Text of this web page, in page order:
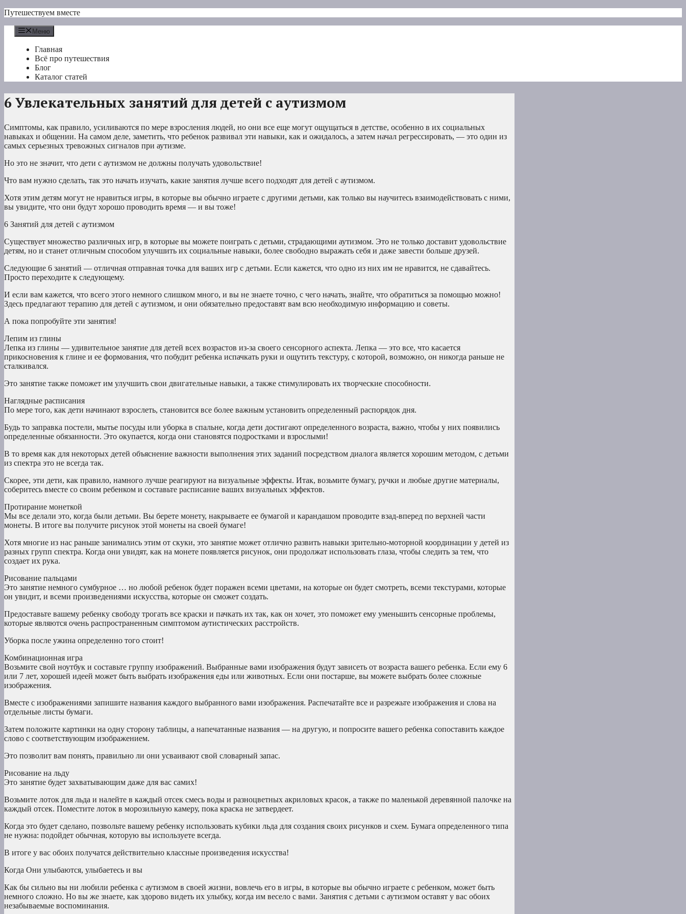
Перейти
содержимому
Путешествуем вместе
Меню
Главная
Всё про путешествия
Блог
Каталог статей
6 Увлекательных занятий для детей с аутизмом
Симптомы, как правило, усиливаются по мере взросления людей, но они все еще могут ощущаться в детстве, особенно в их социальных
навыках и общении. На самом деле, заметить, что ребенок развивал эти навыки, как и ожидалось, а затем начал регрессировать, — это один из
самых серьезных тревожных сигналов при аутизме.
Но это не значит, что дети с аутизмом не должны получать удовольствие!
Что вам нужно сделать, так это начать изучать, какие занятия лучше всего подходят для детей с аутизмом.
Хотя этим детям могут не нравиться игры, в которые вы обычно играете с другими детьми, как только вы научитесь взаимодействовать с ними,
вы увидите, что они будут хорошо проводить время — и вы тоже!
6 Занятий для детей с аутизмом
Существует множество различных игр, в которые вы можете поиграть с детьми, страдающими аутизмом. Это не только доставит удовольствие
детям, но и станет отличным способом улучшить их социальные навыки, более свободно выражать себя и даже завести больше друзей.
Следующие 6 занятий — отличная отправная точка для ваших игр с детьми. Если кажется, что одно из них им не нравится, не сдавайтесь.
Просто переходите к следующему.
И если вам кажется, что всего этого немного слишком много, и вы не знаете точно, с чего начать, знайте, что обратиться за помощью можно!
Здесь предлагают терапию для детей с аутизмом, и они обязательно предоставят вам всю необходимую информацию и советы.
А пока попробуйте эти занятия!
Лепим из глины
Лепка из глины — удивительное занятие для детей всех возрастов из-за своего сенсорного аспекта. Лепка — это все, что касается
прикосновения к глине и ее формования, что побудит ребенка испачкать руки и ощутить текстуру, с которой, возможно, он никогда раньше не
сталкивался.
Это занятие также поможет им улучшить свои двигательные навыки, а также стимулировать их творческие способности.
Наглядные расписания
По мере того, как дети начинают взрослеть, становится все более важным установить определенный распорядок дня.
Будь то заправка постели, мытье посуды или уборка в спальне, когда дети достигают определенного возраста, важно, чтобы у них появились
определенные обязанности. Это окупается, когда они становятся подростками и взрослыми!
В то время как для некоторых детей объяснение важности выполнения этих заданий посредством диалога является хорошим методом, с детьми
из спектра это не всегда так.
Скорее, эти дети, как правило, намного лучше реагируют на визуальные эффекты. Итак, возьмите бумагу, ручки и любые другие материалы,
соберитесь вместе со своим ребенком и составьте расписание ваших визуальных эффектов.
Протирание монеткой
Мы все делали это, когда были детьми. Вы берете монету, накрываете ее бумагой и карандашом проводите взад-вперед по верхней части
монеты. В итоге вы получите рисунок этой монеты на своей бумаге!
Хотя многие из нас раньше занимались этим от скуки, это занятие может отлично развить навыки зрительно-моторной координации у детей из
разных групп спектра. Когда они увидят, как на монете появляется рисунок, они продолжат использовать глаза, чтобы следить за тем, что
создает их рука.
Рисование пальцами
Это занятие немного сумбурное … но любой ребенок будет поражен всеми цветами, на которые он будет смотреть, всеми текстурами, которые
он увидит, и всеми произведениями искусства, которые он сможет создать.
Предоставьте вашему ребенку свободу трогать все краски и пачкать их так, как он хочет, это поможет ему уменьшить сенсорные проблемы,
которые являются очень распространенным симптомом аутистических расстройств.
Уборка после ужина определенно того стоит!
Комбинационная игра
Возьмите свой ноутбук и составьте группу изображений. Выбранные вами изображения будут зависеть от возраста вашего ребенка. Если ему 6
или 7 лет, хорошей идеей может быть выбрать изображения еды или животных. Если они постарше, вы можете выбрать более сложные
изображения.
Вместе с изображениями запишите названия каждого выбранного вами изображения. Распечатайте все и разрежьте изображения и слова на
отдельные листы бумаги.
Затем положите картинки на одну сторону таблицы, а напечатанные названия — на другую, и попросите вашего ребенка сопоставить каждое
слово с соответствующим изображением.
Это позволит вам понять, правильно ли они усваивают свой словарный запас.
Рисование на льду
Это занятие будет захватывающим даже для вас самих!
Возьмите лоток для льда и налейте в каждый отсек смесь воды и разноцветных акриловых красок, а также по маленькой деревянной палочке на
каждый отсек. Поместите лоток в морозильную камеру, пока краска не затвердеет.
Когда это будет сделано, позвольте вашему ребенку использовать кубики льда для создания своих рисунков и схем. Бумага определенного типа
не нужна: подойдет обычная, которую вы используете всегда.
В итоге у вас обоих получатся действительно классные произведения искусства!
Когда Они улыбаются, улыбаетесь и вы
Как бы сильно вы ни любили ребенка с аутизмом в своей жизни, вовлечь его в игры, в которые вы обычно играете с ребенком, может быть
немного сложно. Но вы же знаете, как здорово видеть их улыбку, когда им весело с вами. Занятия с детьми с аутизмом оставят у вас обоих
незабываемые воспоминания.